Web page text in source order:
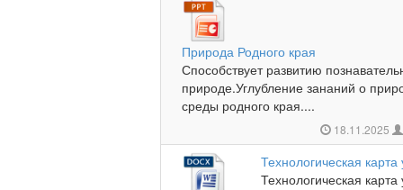
Природа Родного края
Способствует развитию
природе.Углубление зананий о
среды родного края....
18.11.2025
Технологическая карта
Технологическая